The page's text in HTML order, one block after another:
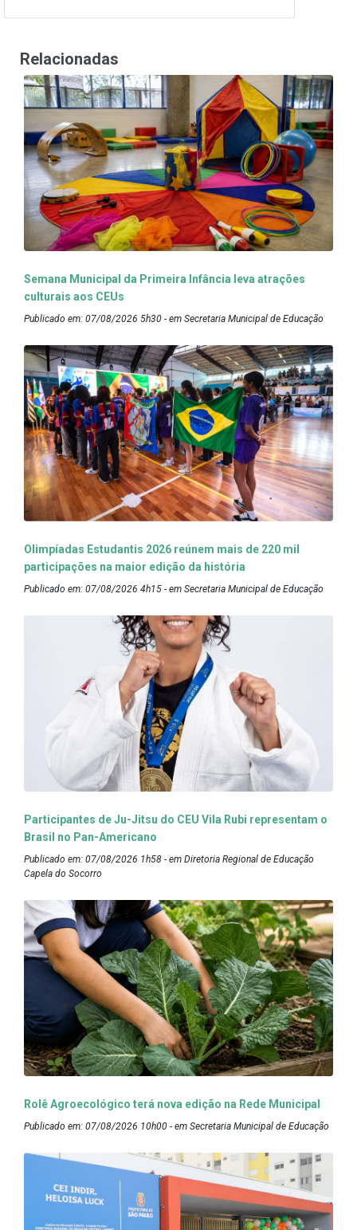
Relacionadas
Semana Municipal da Primeira Infância leva atrações
culturais aos CEUs
Publicado em: 07/08/2026 5h30 - em Secretaria Municipal de Educação
Olimpíadas Estudantis 2026 reúnem mais de 220 mil
participações na maior edição da história
Publicado em: 07/08/2026 4h15 - em Secretaria Municipal de Educação
Participantes de Ju-Jitsu do CEU Vila Rubi representam o
Brasil no Pan-Americano
Publicado em: 07/08/2026 1h58 - em Diretoria Regional de Educação
Capela do Socorro
Rolê Agroecológico terá nova edição na Rede Municipal
Publicado em: 07/08/2026 10h00 - em Secretaria Municipal de Educação